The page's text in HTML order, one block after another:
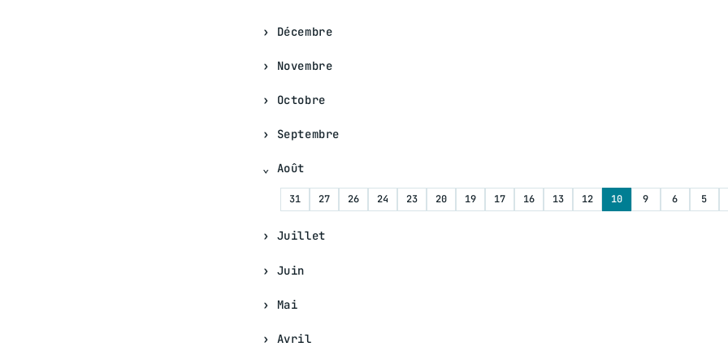
Décembre
Novembre
Octobre
Septembre
Août
31 27 26 24 23 20 19 17 16 13 12 10 9 6 5
Juillet
Juin
Mai
Avril